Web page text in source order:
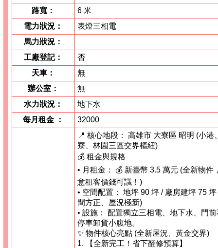
路寬：
6 米
電力狀況：
表燈三相電
馬力狀況：
工廠登記：
否
天車：
無
辦公室：
無
水力狀況：
地下水
每月租金 ： 32000
📍 核心地段： 高雄市 大寮區 昭明 (小港
寮、林園三區交界樞紐)
💰 租金與規格
• 月租金： 💰 新臺幣 3.5 萬元 (全新物件
意租客價錢可議！)
• 空間配置： 地坪 90 坪 / 廠房建坪 75 坪
間方正、屋況極新)
• 設施： 配置獨立三相電、地下水、門
停車卸貨小腹地。
✨ 物件核心亮點 (全新屋況、黃金交界)
1. 【全新完工！省下翻修預算】